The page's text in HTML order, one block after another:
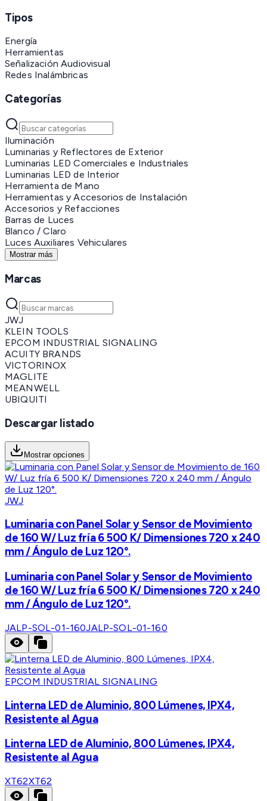
Tipos
Energía
Herramientas
Señalización Audiovisual
Redes Inalámbricas
Categorías
Iluminación
Luminarias y Reflectores de Exterior
Luminarias LED Comerciales e Industriales
Luminarias LED de Interior
Herramienta de Mano
Herramientas y Accesorios de Instalación
Accesorios y Refacciones
Barras de Luces
Blanco / Claro
Luces Auxiliares Vehiculares
Mostrar más
Marcas
JWJ
KLEIN TOOLS
EPCOM INDUSTRIAL SIGNALING
ACUITY BRANDS
VICTORINOX
MAGLITE
MEANWELL
UBIQUITI
Descargar listado
Mostrar opciones
JWJ
Luminaria con Panel Solar y Sensor de Movimiento
de 160 W/ Luz fría 6 500 K/ Dimensiones 720 x 240
mm / Ángulo de Luz 120°.
Luminaria con Panel Solar y Sensor de Movimiento
de 160 W/ Luz fría 6 500 K/ Dimensiones 720 x 240
mm / Ángulo de Luz 120°.
JALP-SOL-01-160JALP-SOL-01-160
EPCOM INDUSTRIAL SIGNALING
Linterna LED de Aluminio, 800 Lúmenes, IPX4,
Resistente al Agua
Linterna LED de Aluminio, 800 Lúmenes, IPX4,
Resistente al Agua
XT62XT62